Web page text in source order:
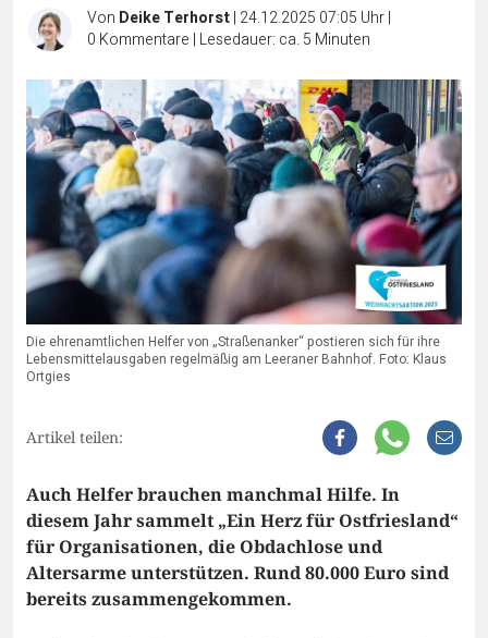
Von Deike Terhorst| 24.12.2025 07:05 Uhr|
0 Kommentare | Lesedauer: ca. 5 Minuten
Die ehrenamtlichen Helfer von „Straßenanker“ postieren sich für ihre
Lebensmittelausgaben regelmäßig am Leeraner Bahnhof. Foto: Klaus
Ortgies
Artikel teilen:
Auch Helfer brauchen manchmal Hilfe. In
diesem Jahr sammelt „Ein Herz für Ostfriesland“
für Organisationen, die Obdachlose und
Altersarme unterstützen. Rund 80.000 Euro sind
bereits zusammengekommen.